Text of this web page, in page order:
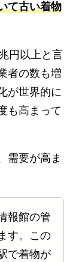
て古い着物
円以上と言
者の数も増
が世界的に
も高まって
需要が高ま
報館の管
す。この
で着物が